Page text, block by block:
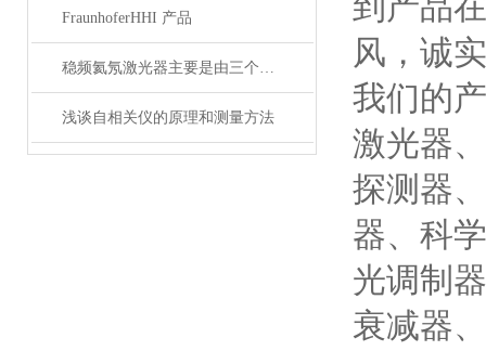
FraunhoferHHI 产品
稳频氦氖激光器主要是由三个部分组成
浅谈自相关仪的原理和测量方法
风，诚
我们的
激光器
探测器
器、科
光调制
衰减器